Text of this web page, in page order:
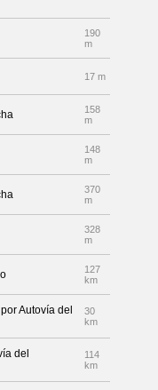
190
m
17 m
158
m
148
m
370
m
328
m
127
km
Autovía del
30
km
del
114
km